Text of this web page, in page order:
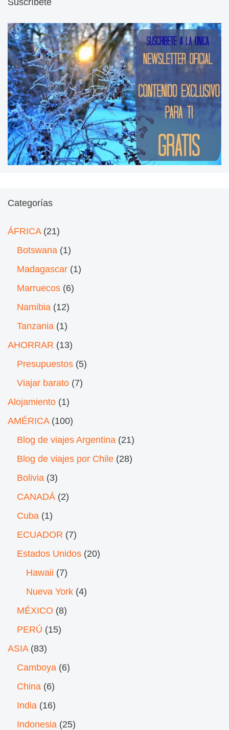
Suscríbete
Categorías
ÁFRICA(21)
Botswana (1)
Madagascar (1)
Marruecos (6)
Namibia (12)
Tanzania (1)
AHORRAR (13)
Presupuestos (5)
Viajar barato (7)
Alojamiento (1)
AMÉRICA(100)
Blog de viajes Argentina (21)
Blog de viajes por Chile (28)
Bolivia (3)
CANADÁ (2)
Cuba (1)
ECUADOR (7)
Estados Unidos (20)
Hawaii (7)
Nueva York (4)
MÉXICO (8)
PERÚ (15)
ASIA(83)
Camboya (6)
China (6)
India (16)
Indonesia (25)